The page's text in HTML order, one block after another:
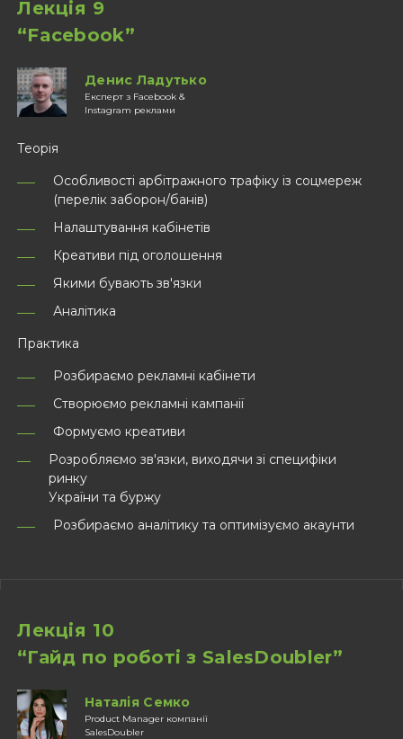
Лекція 9
“Facebook”
Денис Ладутько
Експерт з Facebook &
Instagram реклами
Теорія
Особливості арбітражного трафіку із соцмереж
(перелік заборон/банів)
Налаштування кабінетів
Креативи під оголошення
Якими бувають зв'язки
Аналітика
Практика
Розбираємо рекламні кабінети
Створюємо рекламні кампанії
Формуємо креативи
Розробляємо зв'язки, виходячи зі специфіки
ринку
України та буржу
Розбираємо аналітику та оптимізуємо акаунти
Лекція 10
“Гайд по роботі з SalesDoubler”
Наталія Семко
Product Manager компанії
SalesDoubler